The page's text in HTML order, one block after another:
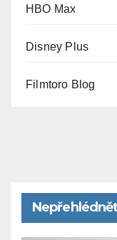
HBO Max
Disney Plus
Filmtoro Blog